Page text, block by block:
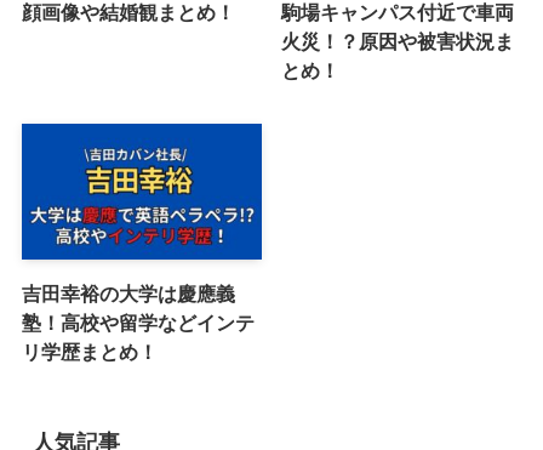
顔画像や結婚観まとめ！
駒場キャンパス付近で車両
火災！？原因や被害状況ま
とめ！
吉田幸裕の大学は慶應義
塾！高校や留学などインテ
リ学歴まとめ！
人気記事